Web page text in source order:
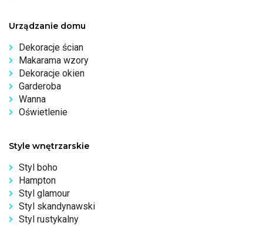
Urządzanie domu
Dekoracje ścian
Makarama wzory
Dekoracje okien
Garderoba
Wanna
Oświetlenie
Style wnętrzarskie
Styl boho
Hampton
Styl glamour
Styl skandynawski
Styl rustykalny